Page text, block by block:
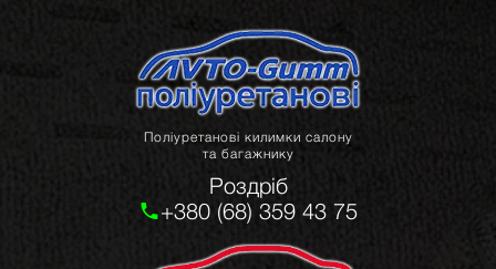
Поліуретанові килимки салону
та багажнику
Роздріб
+380 (68) 359 43 75